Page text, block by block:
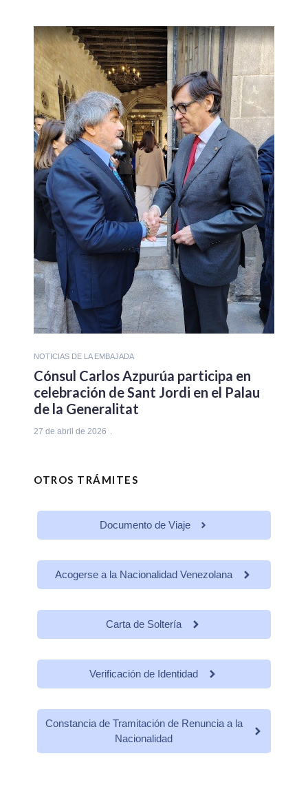
NOTICIAS DE LA EMBAJADA
Cónsul Carlos Azpurúa participa en
celebración de Sant Jordi en el Palau
de la Generalitat
27 de abril de 2026
OTROS TRÁMITES
Documento de Viaje
Acogerse a la Nacionalidad Venezolana
Carta de Soltería
Verificación de Identidad
Constancia de Tramitación de Renuncia a la
Nacionalidad